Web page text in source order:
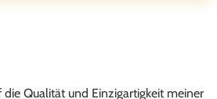
Qualität und Einzigartigkeit meiner